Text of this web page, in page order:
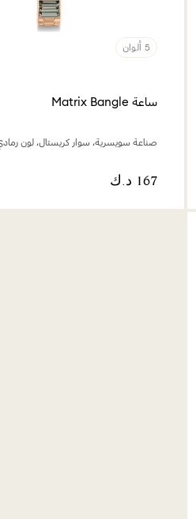
5 ألوان
ساعة Matrix Bangle